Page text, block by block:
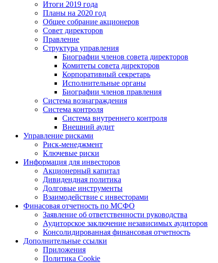
Итоги 2019 года
Планы на 2020 год
Общее собрание акционеров
Совет директоров
Правление
Структура управления
Биографии членов совета директоров
Комитеты совета директоров
Корпоративный секретарь
Исполнительные органы
Биографии членов правления
Система вознаграждения
Система контроля
Система внутреннего контроля
Внешний аудит
Управление рисками
Риск-менеджмент
Ключевые риски
Информация для инвесторов
Акционерный капитал
Дивидендная политика
Долговые инструменты
Взаимодействие с инвеcторами
Финасовая отчетность по МСФО
Заявление об ответственности руководства
Аудиторское заключение независимых аудиторов
Консолидированная финансовая отчетность
Дополнительные ссылки
Приложения
Политика Cookie